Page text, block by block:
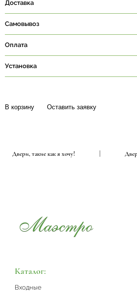
Доставка
Самовывоз
Оплата
Установка
В корзину Оставить заявку
Двери, такие как я хочу!
Каталог:
Входные